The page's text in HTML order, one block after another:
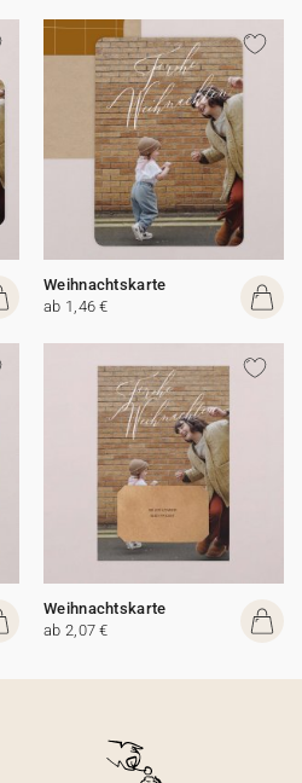
Weihnachtskarte
ab 1,46 €
Weihnachtskarte
ab 2,07 €